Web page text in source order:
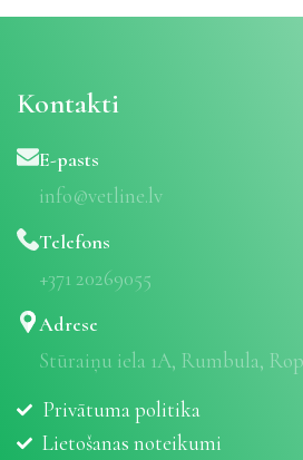
Kontakti
E-pasts
info@vetline.lv
Telefons
+371 20269055
Adrese
Stūraiņu iela 1A, Rumbula,
Privātuma politika
Lietošanas noteikumi